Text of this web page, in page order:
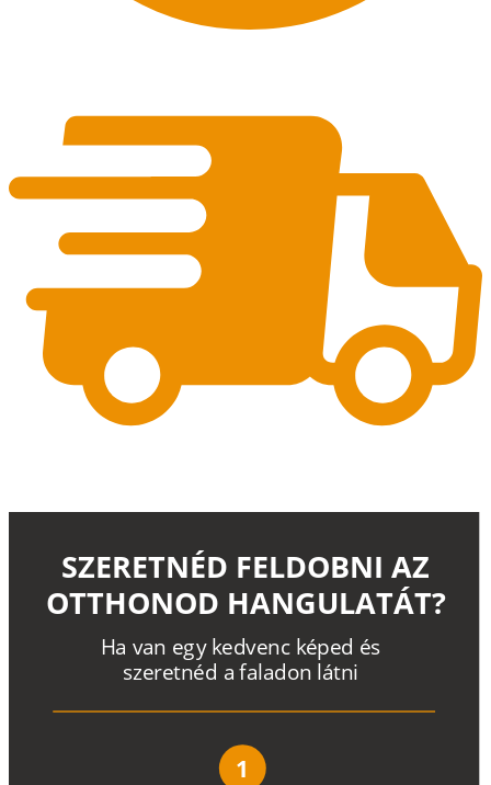
Ha van egy kedvenc képed és
szeretnéd a faladon látni
SZERETNÉD FELDOBNI AZ
OTTHONOD HANGULATÁT?
1